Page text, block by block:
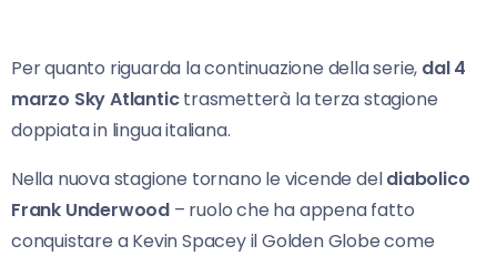
Per quanto riguarda la continuazione della serie, dal 4
marzo Sky Atlantictrasmetterà la terza stagione
doppiata in lingua italiana.
Nella nuova stagione tornano le vicende deldiabolico
Frank Underwood – ruolo che ha appena fatto
conquistare a Kevin Spacey il Golden Globe come